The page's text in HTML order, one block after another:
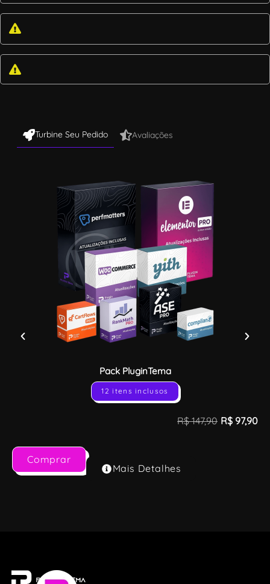
Turbine Seu Pedido Avaliações
Pack PluginTema
12 itens inclusos
R$147,90 R$ 97,90
Comprar
Mais Detalhes